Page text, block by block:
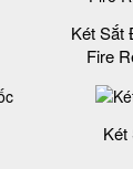
Két Sắt
Fire
Két